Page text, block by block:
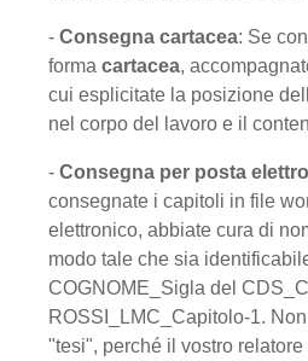
- Consegna cartacea: Se
forma cartacea,
cui esplicitate la posizione
nel corpo del lavoro e il
- Consegna per posta
consegnate i capitoli in file
elettronico, abbiate cura di
modo tale che sia
COGNOME_Sigla del
ROSSI_LMC_Capitolo-1.
"tesi", perché il vostro